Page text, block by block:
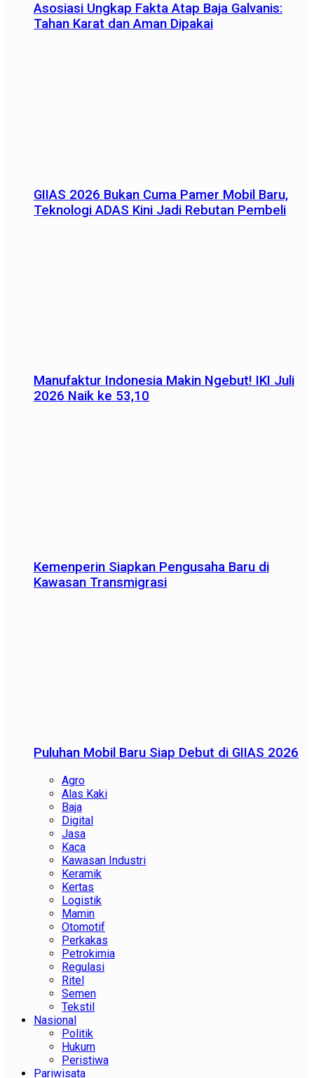
Asosiasi Ungkap Fakta Atap Baja Galvanis:
Tahan Karat dan Aman Dipakai
GIIAS 2026 Bukan Cuma Pamer Mobil Baru,
Teknologi ADAS Kini Jadi Rebutan Pembeli
Manufaktur Indonesia Makin Ngebut! IKI Juli
2026 Naik ke 53,10
Kemenperin Siapkan Pengusaha Baru di
Kawasan Transmigrasi
Puluhan Mobil Baru Siap Debut di GIIAS 2026
Agro
Alas Kaki
Baja
Digital
Jasa
Kaca
Kawasan Industri
Keramik
Kertas
Logistik
Mamin
Otomotif
Perkakas
Petrokimia
Regulasi
Ritel
Semen
Tekstil
Nasional
Politik
Hukum
Peristiwa
Pariwisata